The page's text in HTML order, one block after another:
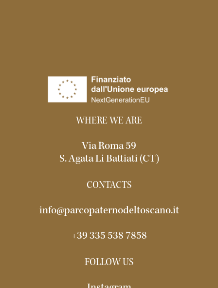
WHERE WE ARE
Via Roma 59
S. Agata Li Battiati (CT)
CONTACTS
info@parcopaternodeltoscano.it
+39 335 538 7858
FOLLOW US